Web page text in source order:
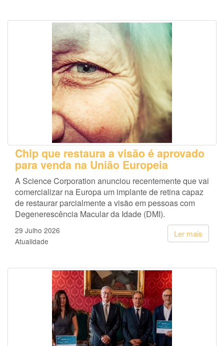
Chip que restaura a visão é aprovado
para venda na União Europeia
A Science Corporation anunciou recentemente que vai
comercializar na Europa um implante de retina capaz
de restaurar parcialmente a visão em pessoas com
Degenerescência Macular da Idade (DMI).
Ler mais
29 Julho 2026
Atualidade